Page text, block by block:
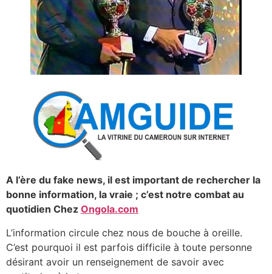
A l’ère du fake news, il est important de rechercher la
bonne information, la vraie ; c’est notre combat au
quotidien Chez Ongola.com
L’information circule chez nous de bouche à oreille.
C’est pourquoi il est parfois difficile à toute personne
désirant avoir un renseignement de savoir avec